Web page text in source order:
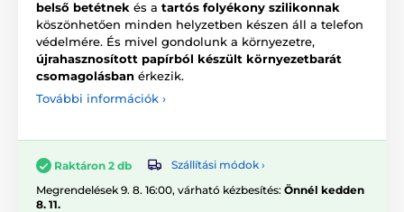
belső betétnek és a tartós folyékony szilikonnak
köszönhetően minden helyzetben készen áll a telefon
védelmére. És mivel gondolunk a környezetre,
újrahasznosított papírból készült környezetbarát
csomagolásban érkezik.
További információk ›
Raktáron 2 db
Szállítási módok ›
Megrendelések 9. 8. 16:00, várható kézbesítés: Önnél kedden
8. 11.